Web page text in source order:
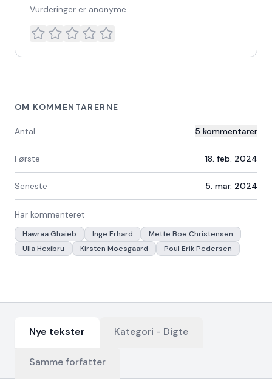
Vurderinger er anonyme.
OM KOMMENTARERNE
Antal 5 kommentarer
Første 18. feb. 2024
Seneste 5. mar. 2024
Har kommenteret
Hawraa Ghaieb Inge Erhard
Mette Boe Christensen
Ulla Hexibru
Kirsten Moesgaard Poul Erik Pedersen
Nye tekster Kategori - Digte
Samme forfatter